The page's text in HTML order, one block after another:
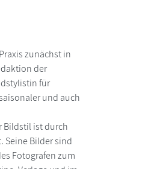
zunächst in
der
für
und auch
Bildstil ist durch
Seine Bilder sind
Fotografen zum